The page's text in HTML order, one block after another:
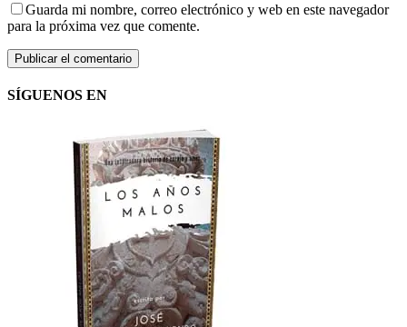
Guarda mi nombre, correo electrónico y web en este navegador
para la próxima vez que comente.
SÍGUENOS EN